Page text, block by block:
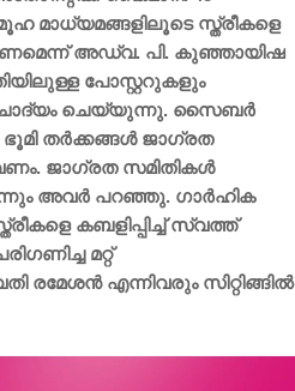
മാധ്യമങ്ങളിലൂടെ സ്ത്രീകളെ
അഡ്വ. പി. കുഞ്ഞായിഷ
പോസ്റ്ററുകളും
ചോദ്യം ചെയ്യുന്നു. സൈബർ
തർക്കങ്ങൾ ജാഗ്രത
ജാഗ്രത സമിതികൾ
അവർ പറഞ്ഞു. ഗാർഹിക
കബളിപ്പിച്ച് സ്വത്ത്
മറ്റ്
എന്നിവരും സിറ്റിങ്ങിൽ